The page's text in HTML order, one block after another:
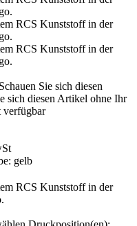
Schauen Sie sich diesen
sich diesen Artikel ohne Ihr
gelb